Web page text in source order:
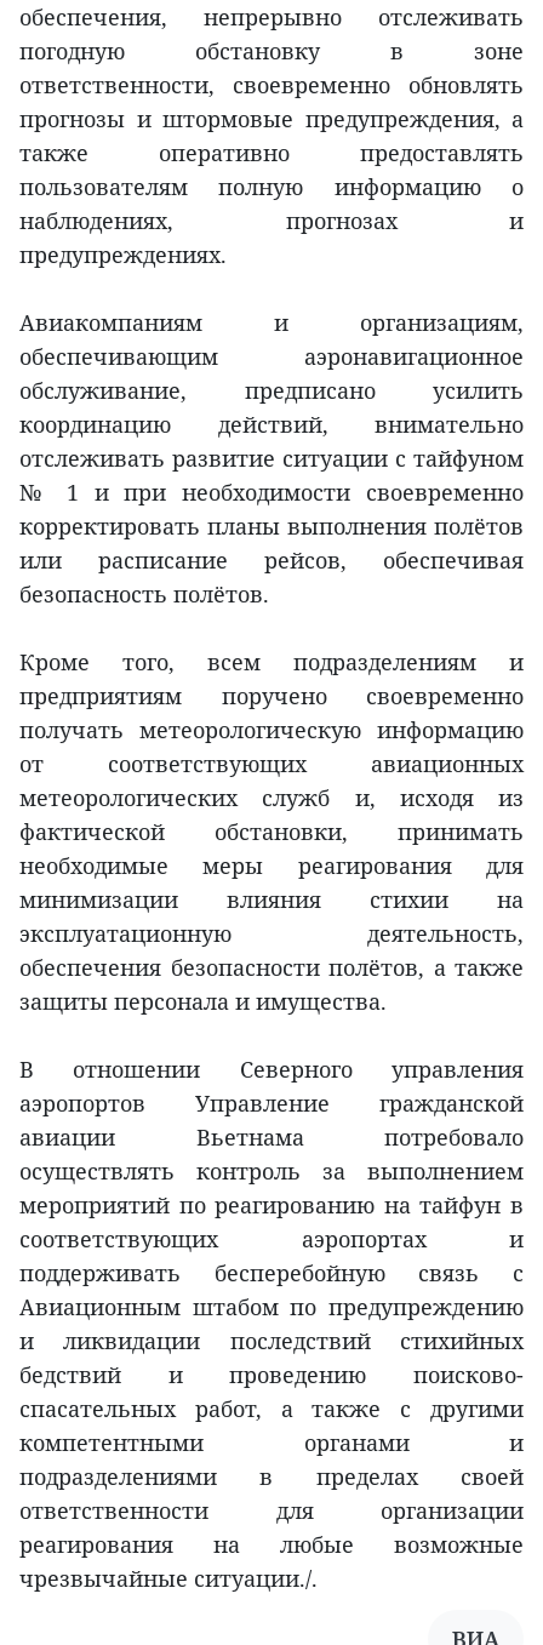
обеспечения, непрерывно отслеживать
погодную обстановку в зоне
ответственности, своевременно обновлять
прогнозы и штормовые предупреждения, а
также оперативно предоставлять
пользователям полную информацию о
наблюдениях, прогнозах и
предупреждениях.
Авиакомпаниям и организациям,
обеспечивающим аэронавигационное
обслуживание, предписано усилить
координацию действий, внимательно
отслеживать развитие ситуации с тайфуном
№ 1 и при необходимости своевременно
корректировать планы выполнения полётов
или расписание рейсов, обеспечивая
безопасность полётов.
Кроме того, всем подразделениям и
предприятиям поручено своевременно
получать метеорологическую информацию
от соответствующих авиационных
метеорологических служб и, исходя из
фактической обстановки, принимать
необходимые меры реагирования для
минимизации влияния стихии на
эксплуатационную деятельность,
обеспечения безопасности полётов, а также
защиты персонала и имущества.
В отношении Северного управления
аэропортов Управление гражданской
авиации Вьетнама потребовало
осуществлять контроль за выполнением
мероприятий по реагированию на тайфун в
соответствующих аэропортах и
поддерживать бесперебойную связь с
Авиационным штабом по предупреждению
и ликвидации последствий стихийных
бедствий и проведению поисково-
спасательных работ, а также с другими
компетентными органами и
подразделениями в пределах своей
ответственности для организации
реагирования на любые возможные
чрезвычайные ситуации./.